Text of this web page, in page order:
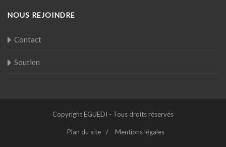
NOUS REJOINDRE
Contact
Soutien
Copyright EGUEDI - Tous droits réservés
Plan du site Mentions légales